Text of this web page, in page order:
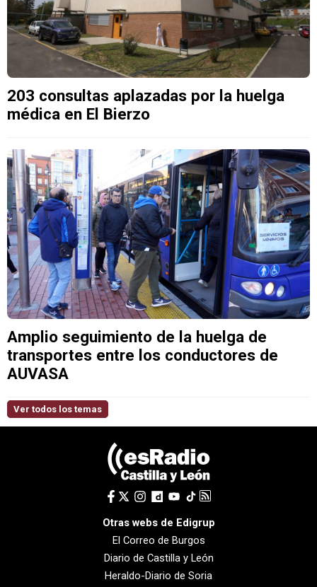
203 consultas aplazadas por la huelga
médica en El Bierzo
Amplio seguimiento de la huelga de
transportes entre los conductores de
AUVASA
Ver todos los temas
Otras webs de Edigrup
El Correo de Burgos
Diario de Castilla y León
Heraldo-Diario de Soria